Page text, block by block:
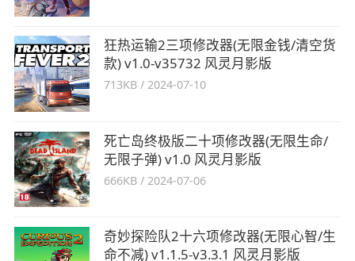
狂热运输2三项修改器(无限金钱/清空货
款) v1.0-v35732 风灵月影版
713KB /2024-07-10
死亡岛终极版二十项修改器(无限生命/
无限子弹) v1.0 风灵月影版
666KB /2024-07-06
奇妙探险队2十六项修改器(无限心智/生
命不减) v1.1.5-v3.3.1 风灵月影版